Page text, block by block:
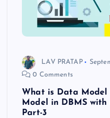
LAV PRATAP
0 Comments
What is Data Model
Model in DBMS
Part-3